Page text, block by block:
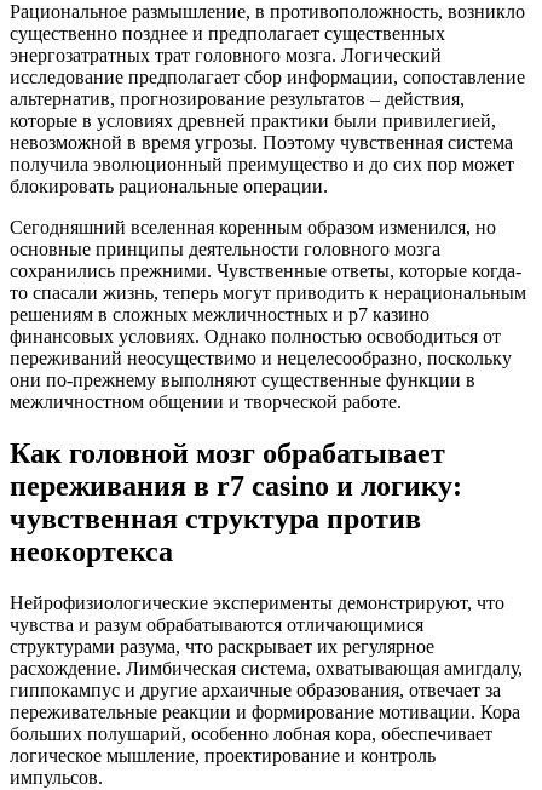
Рациональное размышление, в противоположность, возникло
существенно позднее и предполагает существенных
энергозатратных трат головного мозга. Логический
исследование предполагает сбор информации, сопоставление
альтернатив, прогнозирование результатов – действия,
которые в условиях древней практики были привилегией,
невозможной в время угрозы. Поэтому чувственная система
получила эволюционный преимущество и до сих пор может
блокировать рациональные операции.
Сегодняшний вселенная коренным образом изменился, но
основные принципы деятельности головного мозга
сохранились прежними. Чувственные ответы, которые когда-
то спасали жизнь, теперь могут приводить к нерациональным
решениям в сложных межличностных и р7 казино
финансовых условиях. Однако полностью освободиться от
переживаний неосуществимо и нецелесообразно, поскольку
они по-прежнему выполняют существенные функции в
межличностном общении и творческой работе.
Как головной мозг обрабатывает
переживания в r7 casino и логику:
чувственная структура против
неокортекса
Нейрофизиологические эксперименты демонстрируют, что
чувства и разум обрабатываются отличающимися
структурами разума, что раскрывает их регулярное
расхождение. Лимбическая система, охватывающая амигдалу,
гиппокампус и другие архаичные образования, отвечает за
переживательные реакции и формирование мотивации. Кора
больших полушарий, особенно лобная кора, обеспечивает
логическое мышление, проектирование и контроль
импульсов.